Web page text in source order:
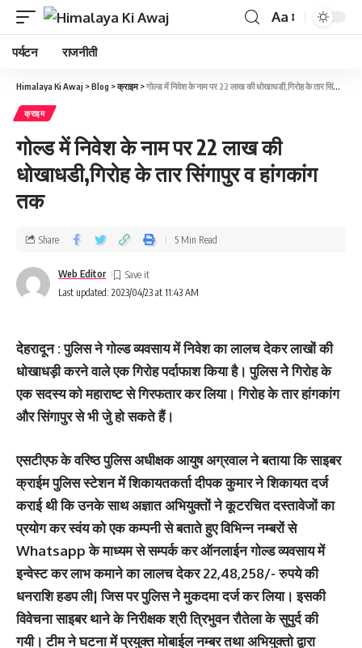
Aa
पर्यटन राजनीती
Himalaya Ki Awaj >Blog >क्राइम>गोल्‍ड में निवेश के नाम पर 22 लाख की धोखाधडी,गिरोह के तार सिंगापुर व हांगकांग तक
क्राइम
गोल्‍ड में निवेश के नाम पर 22 लाख की
धोखाधडी,गिरोह के तार सिंगापुर व हांगकांग
तक
Last updated: 2023/04/23 at 11:43 AM
Web Editor
Share 5 Min Read
देहरादून : पुलिस ने गोल्ड व्यवसाय में निवेश का लालच देकर लाखों की
धोखाधड़ी करने वाले एक गिरोह पर्दाफाश किया है। पुलिस नेे गिरोह के
एक सदस्‍य को महाराष्‍ट से गिरफतार कर लिया। गिरोह के तार हांगकांग
और सिंगापुर से भी जुे हो सकते हैं।
एसटीएफ के वरिष्ठ पुलिस अधीक्षक आयुष अग्रवाल ने बताया कि साइबर
क्राईम पुलिस स्टेशन में शिकायतकर्ता दीपक कुमार ने शिकायत दर्ज
कराई थी कि उनके साथ अज्ञात अभियुक्तों ने कूटरचित दस्तावेजों का
प्रयोग कर स्वंय को एक कम्पनी से बताते हुए विभिन्न नम्बरों से
Whatsapp के माध्यम से सम्पर्क कर ऑनलाईन गोल्ड व्यवसाय में
इन्वेस्ट कर लाभ कमाने का लालच देकर 22,48,258/- रुपये की
धनराशि हडप ली| जिस पर पुलिस नेे मुकदमा दर्ज कर लिया। इसकी
विवेचना साइबर थाने के निरीक्षक श्री त्रिभुवन रौतेला के सुपुर्द की
गयी। टीम ने घटना में प्रयुक्त मोबाईल नम्बर तथा अभियुक्तो द्वारा